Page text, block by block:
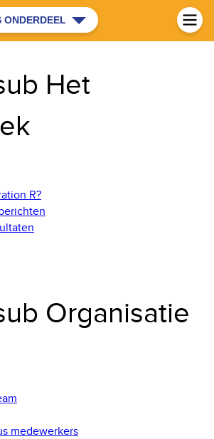
ONDERDEEL
Het
R?
Organisatie
medewerkers